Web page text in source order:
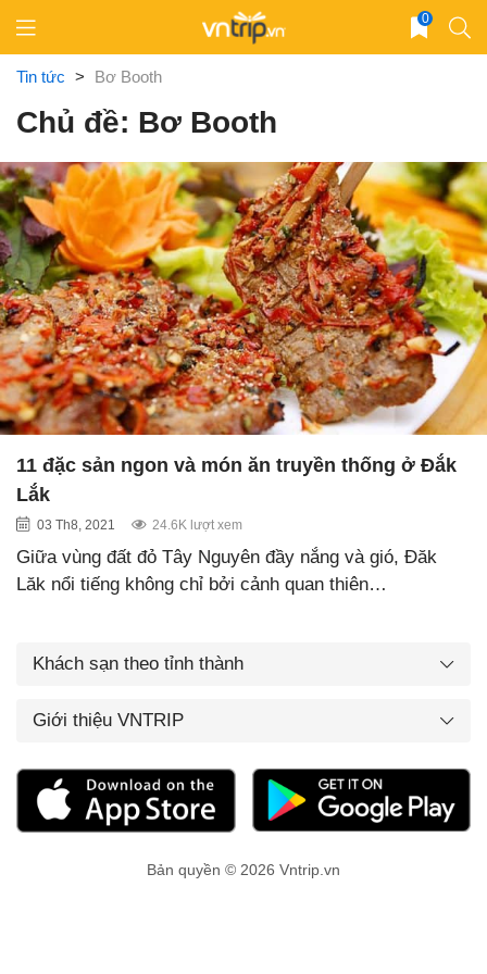
content
0
Tin tức > Bơ Booth
Chủ đề: Bơ Booth
11 đặc sản ngon và món ăn truyền thống ở Đắk
Lắk
03 Th8, 2021 24.6K lượt xem
Giữa vùng đất đỏ Tây Nguyên đầy nắng và gió, Đăk
Lăk nổi tiếng không chỉ bởi cảnh quan thiên…
Khách sạn theo tỉnh thành
Giới thiệu VNTRIP
Bản quyền © 2026 Vntrip.vn